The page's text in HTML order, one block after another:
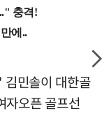
민솔이 대한골
자오픈 골프선